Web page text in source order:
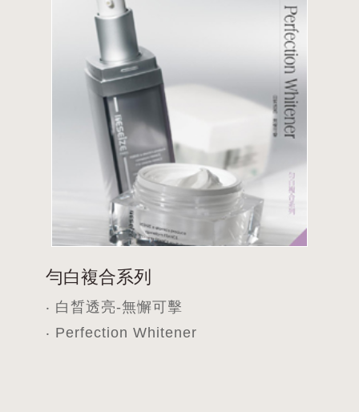
勻白複合系列
‧ 白晳透亮-無懈可擊
‧ Perfection Whitener